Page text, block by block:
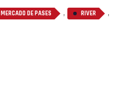
MERCADO DE PASES , RIVER ,